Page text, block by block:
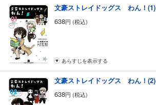
文豪ストレイドッグス わん！(1)
638円 (税込)
あらすじを表示する
文豪ストレイドッグス わん！(2)
638円 (税込)